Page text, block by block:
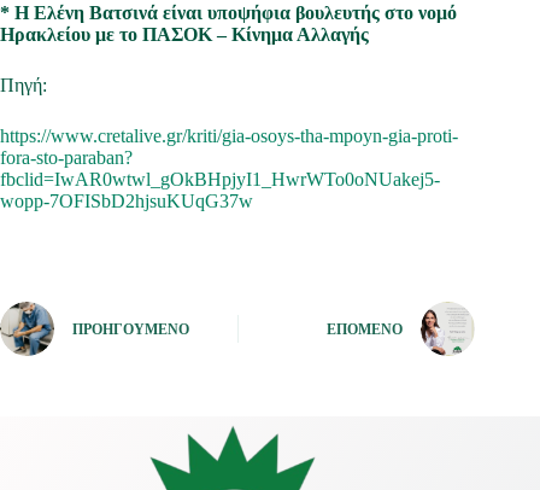
* Η Ελένη Βατσινά είναι υποψήφια βουλευτής στο νομό
Ηρακλείου με το ΠΑΣΟΚ – Κίνημα Αλλαγής
Πηγή:
https://www.cretalive.gr/kriti/gia-osoys-tha-mpoyn-gia-proti-
fora-sto-paraban?
fbclid=IwAR0wtwl_gOkBHpjyI1_HwrWTo0oNUakej5-
wopp-7OFISbD2hjsuKUqG37w
ΠΡΟΗΓΟΎΜΕΝΟ ΕΠΌΜΕΝΟ